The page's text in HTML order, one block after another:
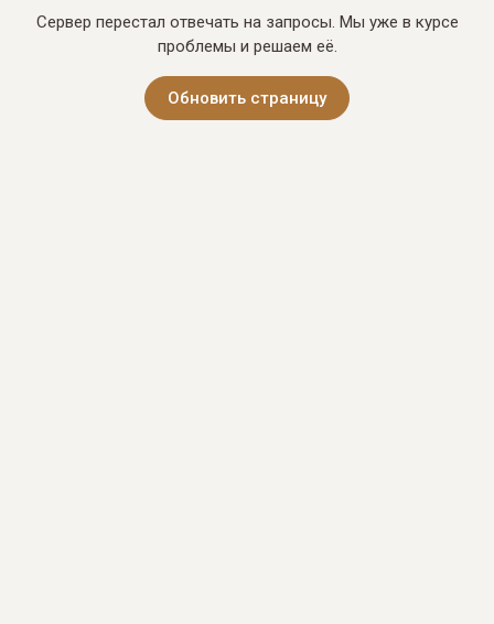
Сервер перестал отвечать на запросы. Мы уже в курсе
проблемы и решаем её.
Обновить страницу